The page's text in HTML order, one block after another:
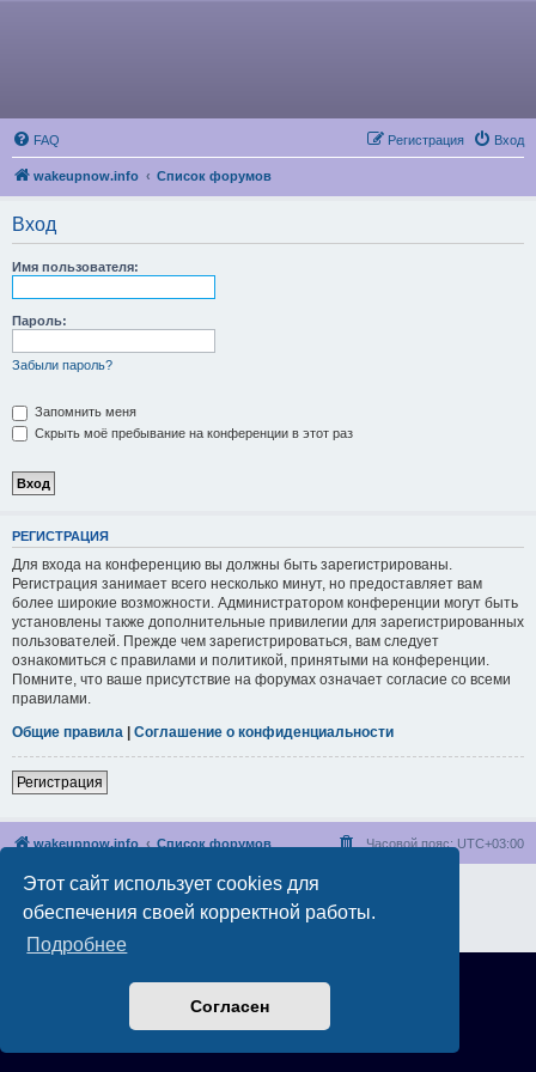
Этот сайт использует cookies для
обеспечения своей корректной работы.
Подробнее
Согласен
FAQ Вход
Регистрация
wakeupnow.info Список форумов
Вход
Имя пользователя:
Пароль:
Забыли пароль?
Запомнить меня
Скрыть моё пребывание на конференции в этот раз
РЕГИСТРАЦИЯ
Для входа на конференцию вы должны быть зарегистрированы.
Регистрация занимает всего несколько минут, но предоставляет вам
более широкие возможности. Администратором конференции могут быть
установлены также дополнительные привилегии для зарегистрированных
пользователей. Прежде чем зарегистрироваться, вам следует
ознакомиться с правилами и политикой, принятыми на конференции.
Помните, что ваше присутствие на форумах означает согласие со всеми
правилами.
Общие правила | Соглашение о конфиденциальности
Регистрация
wakeupnow.info Список форумов Часовой пояс: UTC+03:00
Создано на основе phpBB® Forum Software © phpBB Limited
Русская поддержка phpBB